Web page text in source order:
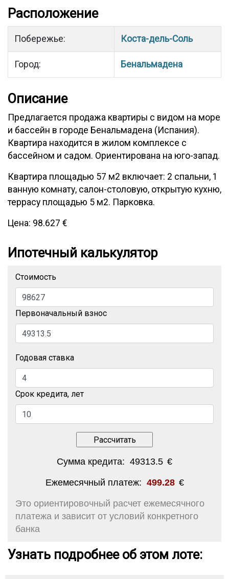
Расположение
Побережье: Коста-дель-Соль
Город: Бенальмадена
Описание
Предлагается продажа квартиры с видом на море
и бассейн в городе Бенальмадена (Испания).
Квартира находится в жилом комплексе с
бассейном и садом. Ориентирована на юго-запад.
Квартира площадью 57 м2 включает: 2 спальни, 1
ванную комнату, салон-столовую, открытую кухню,
террасу площадью 5 м2. Парковка.
Цена: 98.627 €
Ипотечный калькулятор
Стоимость
Первоначальный взнос
Годовая ставка
Срок кредита, лет
Сумма кредита: 49313.5 €
Ежемесячный платеж: 499.28 €
Это ориентировочный расчет ежемесячного
платежа и зависит от условий конкретного
банка
Узнать подробнее об этом лоте: